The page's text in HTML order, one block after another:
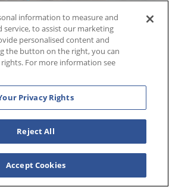
Beach Resort!
$199 por 3 Noches
Ver Oferta
information to measure and
service, to assist our marketing
personalised content and
the button on the right, you can
For more information see
Privacy Rights
Reject All
Accept Cookies